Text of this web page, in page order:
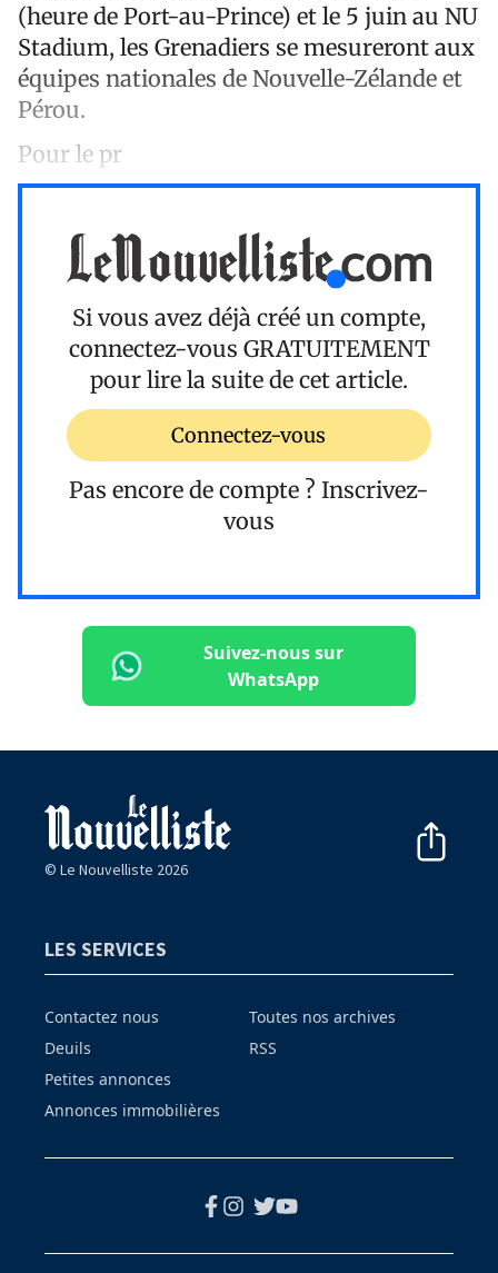
(heure de Port-au-Prince) et le 5 juin au NU
Stadium, les Grenadiers se mesureront aux
équipes nationales de Nouvelle-Zélande et
Pérou.
Pour le pr
Si vous avez déjà créé un compte,
connectez-vous GRATUITEMENT
pour lire la suite de cet article.
Connectez-vous
Pas encore de compte ? Inscrivez-
vous
Suivez-nous sur
WhatsApp
© Le Nouvelliste 2026
LES SERVICES
Contactez nous
Deuils
Petites annonces
Annonces immobilières
Toutes nos archives
RSS